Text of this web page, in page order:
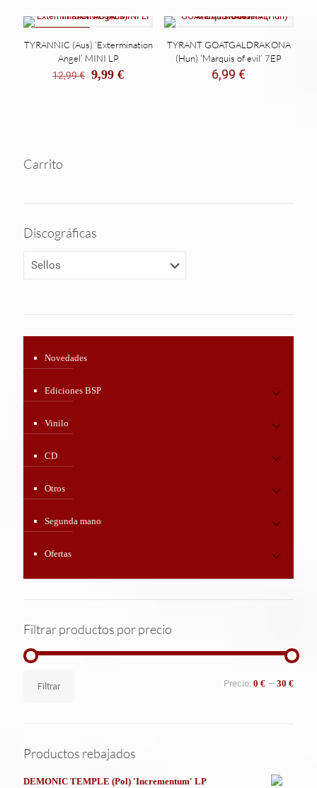
TYRANNIC (Aus) ‘Extermination
Angel’ MINI LP
12,99€ El
9,99€El
TYRANT GOATGALDRAKONA
(Hun) ‘Marquis of evil’ 7EP
6,99€
Carrito
Discográficas
Novedades
Ediciones BSP
Vinilo
CD
Otros
Segunda mano
Ofertas
Filtrar productos por precio
mínimo
máximo
Filtrar Precio: 0 € — 30 €
Productos rebajados
DEMONIC TEMPLE (Pol) 'Incrementum' LP